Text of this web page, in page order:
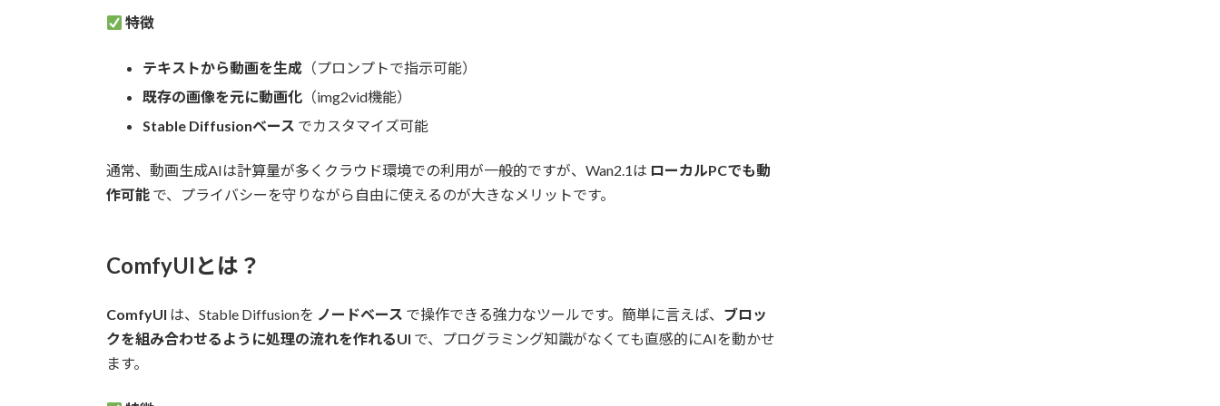
特徴
テキストから動画を生成 （プロンプトで指示可能）
既存の画像を元に動画化 （img2vid機能）
Stable Diffusionベース でカスタマイズ可能
通常、動画生成AIは計算量が多くクラウド環境での利用が一般的ですが、Wan2.1は ローカルPCでも動
作可能 で、プライバシーを守りながら自由に使えるのが大きなメリットです。
ComfyUIとは？
ComfyUI は、Stable Diffusionを ノードベース で操作できる強力なツールです。簡単に言えば、 ブロッ
クを組み合わせるように処理の流れを作れるUI で、プログラミング知識がなくても直感的にAIを動かせ
ます。